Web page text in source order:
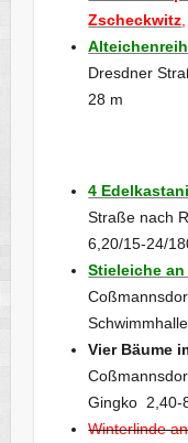
Zscheckwitz
Dresdner
28 m
4
Straße nach
6,20/15-24/
Stieleiche
Vier Bäume
Gingko 2,40-
Winterlinde